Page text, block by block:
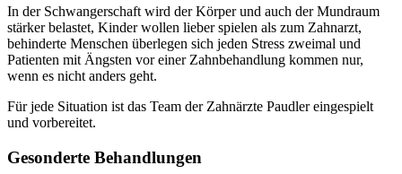
In der Schwangerschaft wird der Körper und auch der Mundraum
stärker belastet, Kinder wollen lieber spielen als zum Zahnarzt,
behinderte Menschen überlegen sich jeden Stress zweimal und
Patienten mit Ängsten vor einer Zahnbehandlung kommen nur,
wenn es nicht anders geht.
Für jede Situation ist das Team der Zahnärzte Paudler eingespielt
und vorbereitet.
Gesonderte Behandlungen